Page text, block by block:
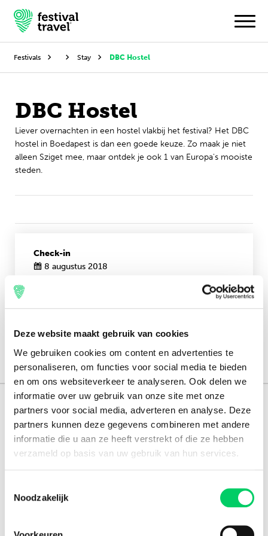
Deze website maakt gebruik van cookies
We gebruiken cookies om content en advertenties te
personaliseren, om functies voor social media te bieden
en om ons websiteverkeer te analyseren. Ook delen we
informatie over uw gebruik van onze site met onze
partners voor social media, adverteren en analyse. Deze
partners kunnen deze gegevens combineren met andere
informatie die u aan ze heeft verstrekt of die ze hebben
verzameld op basis van uw gebruik van hun services.
Noodzakelijk
Travel
Inspiratie
Festivalnieuws
Nederlands
Festivals Stay DBC Hostel
DBC Hostel
Liever overnachten in een hostel vlakbij het festival? Het DBC
hostel in Boedapest is dan een goede keuze. Zo maak je niet
alleen Sziget mee, maar ontdek je ook 1 van Europa's mooiste
steden.
Check-in
8 augustus 2018
165.000 reizigers+
16 jaar ervaring
8,8 uit onze reviews